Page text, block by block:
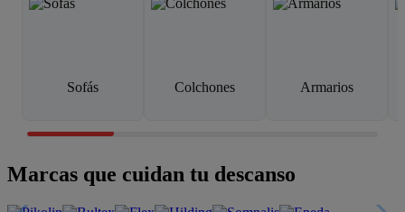
Sofás Colchones Armarios
Marcas que cuidan tu descanso